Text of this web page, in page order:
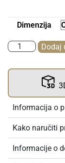
Dimenzija
Dodaj
Informacija o
Kako naručiti
Informacije o